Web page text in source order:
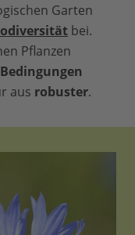
Garten
bei.
Pflanzen
aus robuster.